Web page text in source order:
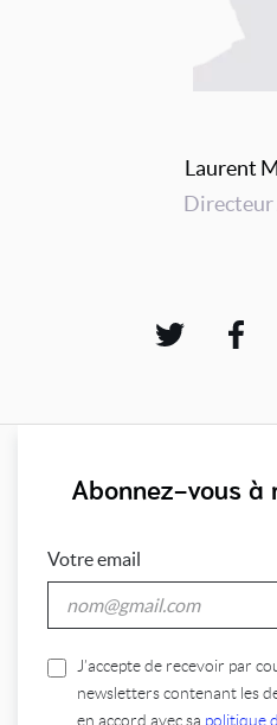
Laurent
Directeur
Abonnez-vous à
Votre email
J’accepte de recevoir par
newsletters contenant les
en accord avec sa politique